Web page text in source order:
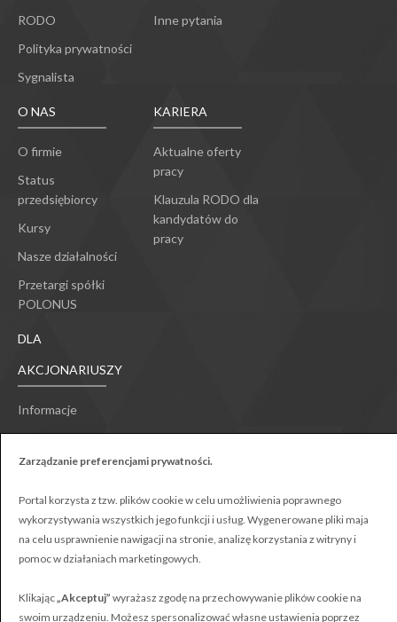
RODO
Polityka prywatności
Sygnalista
Inne pytania
O NAS
O firmie
Status
przedsiębiorcy
Kursy
Nasze działalności
Przetargi spółki
POLONUS
KARIERA
Aktualne oferty
pracy
Klauzula RODO dla
kandydatów do
pracy
DLA
AKCJONARIUSZY
Informacje
Polonus © Wszystkie prawa zastrzeżone
Projekt: Webster-Studio
Zarządzanie preferencjami prywatności.
Portal korzysta z tzw. plików cookie w celu umożliwienia poprawnego
wykorzystywania wszystkich jego funkcji i usług. Wygenerowane pliki maja
na celu usprawnienie nawigacji na stronie, analizę korzystania z witryny i
pomoc w działaniach marketingowych.
Klikając„Akceptuj” wyrażasz zgodę na przechowywanie plików cookie na
swoim urządzeniu. Możesz spersonalizować własne ustawienia poprzez